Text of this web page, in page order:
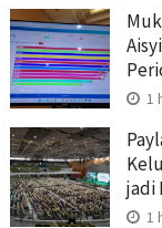
1
jadi
1